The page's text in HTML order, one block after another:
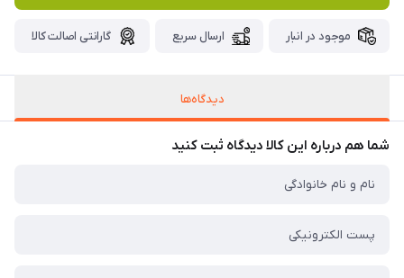
موجود در انبار ارسال سریع گارانتی اصالت کالا
دیدگاه‌ها
شما هم درباره این کالا دیدگاه ثبت کنید